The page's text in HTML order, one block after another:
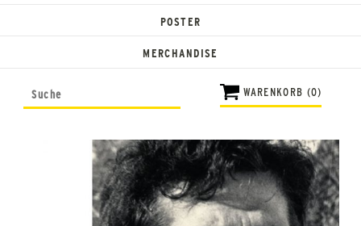
POSTER
MERCHANDISE
WARENKORB (0)